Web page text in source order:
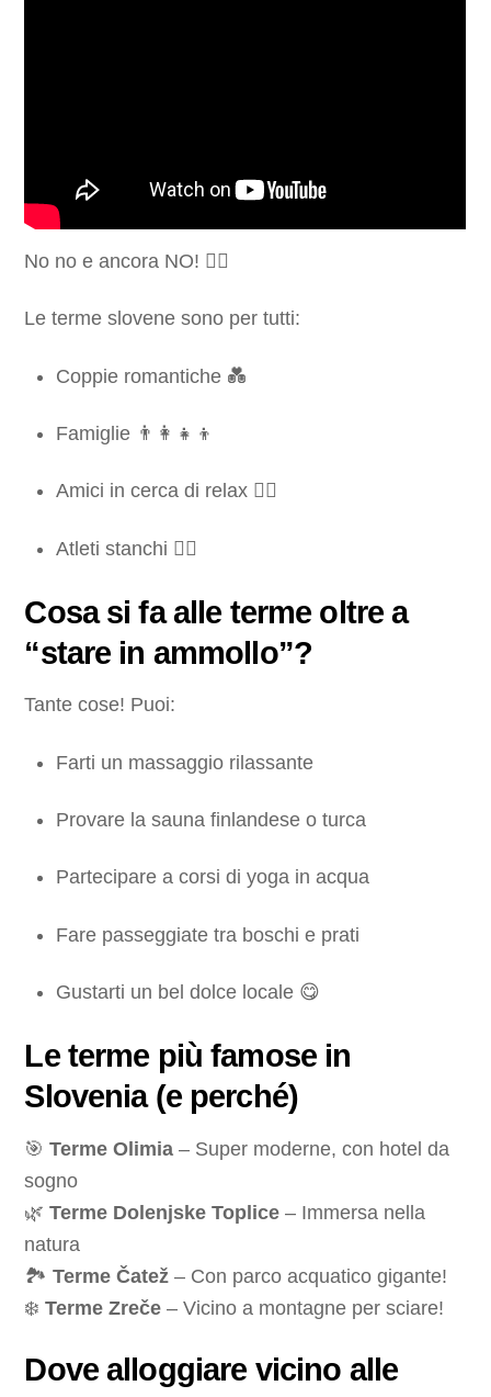
No no e ancora NO! 🙅‍♂️
Le terme slovene sono per tutti:
Coppie romantiche 💑
Famiglie 👨‍👩‍👧‍👦
Amici in cerca di relax 🧖‍♂️
Atleti stanchi 🏃‍♀️
Cosa si fa alle terme oltre a
“stare in ammollo”?
Tante cose! Puoi:
Farti un massaggio rilassante
Provare la sauna finlandese o turca
Partecipare a corsi di yoga in acqua
Fare passeggiate tra boschi e prati
Gustarti un bel dolce locale 😋
Le terme più famose in
Slovenia (e perché)
🎯Terme Olimia – Super moderne, con hotel da
sogno
🌿Terme Dolenjske Toplice – Immersa nella
natura
🏞Terme Čatež – Con parco acquatico gigante!
❄️Terme Zreče – Vicino a montagne per sciare!
Dove alloggiare vicino alle